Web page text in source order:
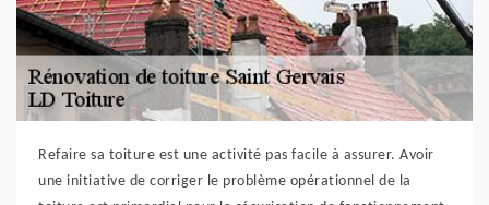
Refaire sa toiture est une activité pas facile à assurer. Avoir
une initiative de corriger le problème opérationnel de la